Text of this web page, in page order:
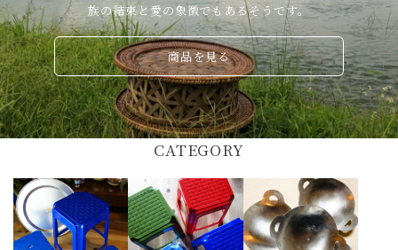
CATEGORY
族の結束と愛の象徴でもあるそうです。
商品を見る